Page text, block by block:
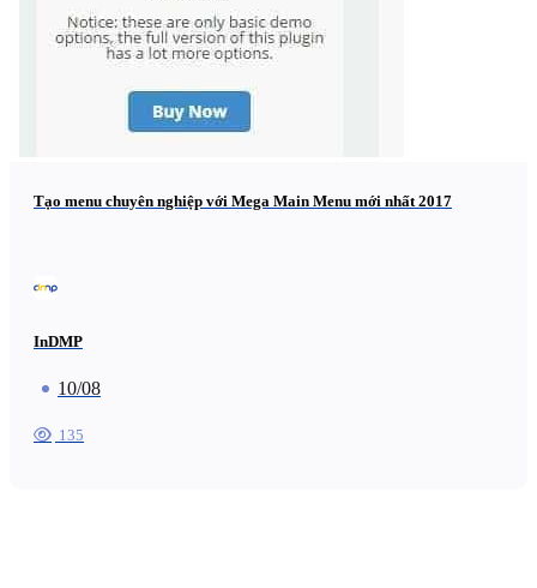
Tạo menu chuyên nghiệp với Mega Main Menu mới nhất 2017
InDMP
10/08
135